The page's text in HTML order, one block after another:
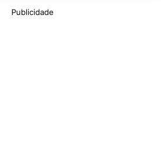
Publicidade